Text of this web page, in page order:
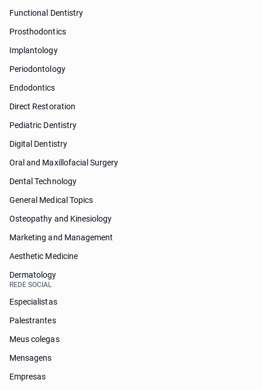
Functional Dentistry
Prosthodontics
Implantology
Periodontology
Endodontics
Direct Restoration
Pediatric Dentistry
Digital Dentistry
Oral and Maxillofacial Surgery
Dental Technology
General Medical Topics
Osteopathy and Kinesiology
Marketing and Management
Aesthetic Medicine
Dermatology
REDE SOCIAL
Especialistas
Palestrantes
Meus colegas
Mensagens
Empresas